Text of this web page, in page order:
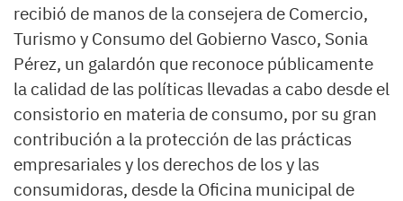
recibió de manos de la consejera de Comercio,
Turismo y Consumo del Gobierno Vasco, Sonia
Pérez, un galardón que reconoce públicamente
la calidad de las políticas llevadas a cabo desde el
consistorio en materia de consumo, por su gran
contribución a la protección de las prácticas
empresariales y los derechos de los y las
consumidoras, desde la Oficina municipal de